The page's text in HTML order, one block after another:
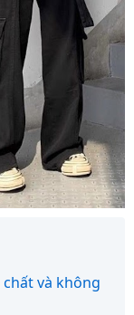
và không